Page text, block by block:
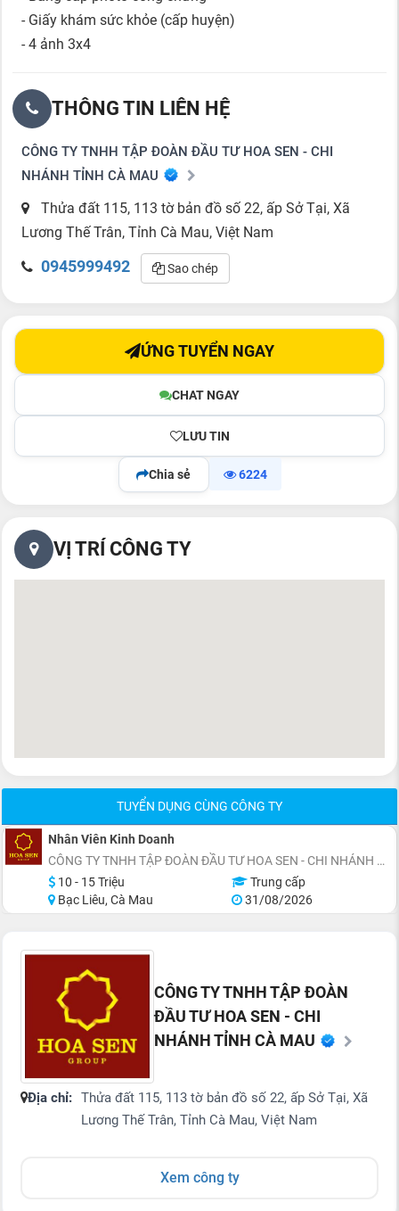
- Giấy khám sức khỏe (cấp huyện)
- 4 ảnh 3x4
THÔNG TIN LIÊN HỆ
CÔNG TY TNHH TẬP ĐOÀN ĐẦU TƯ HOA SEN - CHI
NHÁNH TỈNH CÀ MAU
Thửa đất 115, 113 tờ bản đồ số 22, ấp Sở Tại, Xã
Lương Thế Trân, Tỉnh Cà Mau, Việt Nam
0945999492 Sao chép
CHAT NGAY
LƯU TIN
ỨNG TUYỂN NGAY
Chia sẻ 6224
VỊ TRÍ CÔNG TY
TUYỂN DỤNG CÙNG CÔNG TY
Nhân Viên Kinh Doanh
CÔNG TY TNHH TẬP ĐOÀN ĐẦU TƯ HOA SEN - CHI NHÁNH TỈNH CÀ MAU
10 - 15 Triệu
Trung cấp
Bạc Liêu, Cà Mau
31/08/2026
CÔNG TY TNHH TẬP ĐOÀN
ĐẦU TƯ HOA SEN - CHI
NHÁNH TỈNH CÀ MAU
Địa chỉ: Thửa đất 115, 113 tờ bản đồ số 22, ấp Sở Tại, Xã
Lương Thế Trân, Tỉnh Cà Mau, Việt Nam
Xem công ty